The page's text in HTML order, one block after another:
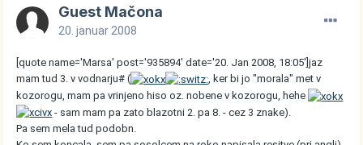
Guest Mačona
20. januar 2008
[quote name='Marsa' post='935894' date='20. Jan 2008, 18:05']jaz
mam tud 3. v vodnarju# (
, ker bi jo "morala" met v
kozorogu, mam pa vrinjeno hiso oz. nobene v kozorogu, hehe
- sam mam pa zato blazotni 2. pa 8. - cez 3 znake).
Pa sem mela tud podobn.